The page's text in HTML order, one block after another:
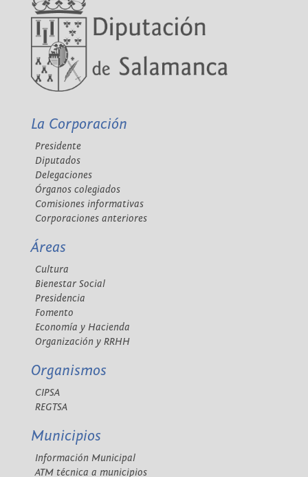
La Corporación
Presidente
Diputados
Delegaciones
Órganos colegiados
Comisiones informativas
Corporaciones anteriores
Áreas
Cultura
Bienestar Social
Presidencia
Fomento
Economía y Hacienda
Organización y RRHH
Organismos
CIPSA
REGTSA
Municipios
Información Municipal
ATM técnica a municipios